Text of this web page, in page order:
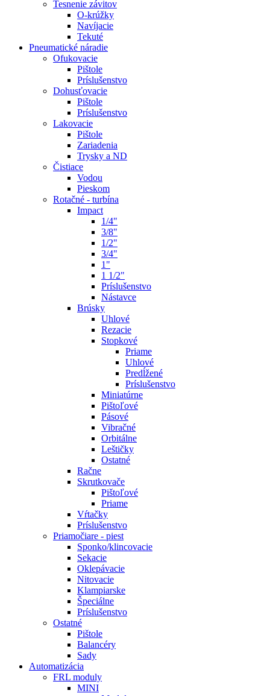
Tesnenie závitov
O-krúžky
Navíjacie
Tekuté
Pneumatické náradie
Ofukovacie
Pištole
Príslušenstvo
Dohusťovacie
Pištole
Príslušenstvo
Lakovacie
Pištole
Zariadenia
Trysky a ND
Čistiace
Vodou
Pieskom
Rotačné - turbína
Impact
1/4"
3/8"
1/2"
3/4"
1"
1 1/2"
Príslušenstvo
Nástavce
Brúsky
Uhlové
Rezacie
Stopkové
Priame
Uhlové
Predĺžené
Príslušenstvo
Miniatúrne
Pištoľové
Pásové
Vibračné
Orbitálne
Leštičky
Ostatné
Račne
Skrutkovače
Pištoľové
Priame
Vŕtačky
Príslušenstvo
Priamočiare - piest
Sponko/klincovacie
Sekacie
Oklepávacie
Nitovacie
Klampiarske
Špeciálne
Príslušenstvo
Ostatné
Pištole
Balancéry
Sady
Automatizácia
FRL moduly
MINI